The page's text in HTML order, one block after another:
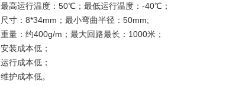
最高运行温度：50℃；最低运行温度：-40℃；
尺寸：8*34mm；最小弯曲半径：50mm;
重量：约400g/m；最大回路最长：1000米；
安装成本低；
运行成本低；
维护成本低。